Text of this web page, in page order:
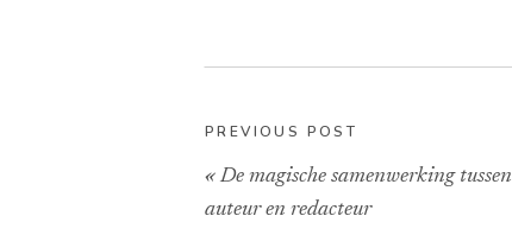
PREVIOUS POST
« De magische samenwerking tussen
auteur en redacteur